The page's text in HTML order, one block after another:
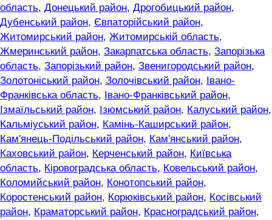
область, Донецький район, Дрогобицький район,
Дубенський район, Євпаторійський район,
Житомирський район, Житомирській область,
Жмеринський район, Закарпатська область, Запорізька
область, Запорізький район, Звенигородський район,
Золотоніський район, Золочівський район,
Івано-
Франківська область, Івано-Франківський район,
Ізмаїльський район, Ізюмський район, Калуський район,
Кальміуський район, Камінь-Каширський район,
Кам'янець-Подільський район, Кам'янський район,
Каховський район, Керченський район, Київська
область, Кіровоградська область, Ковельський район,
Коломийський район, Конотопський район,
Коростенський район, Корюківський район, Косівський
район, Краматорський район, Красноградський район,